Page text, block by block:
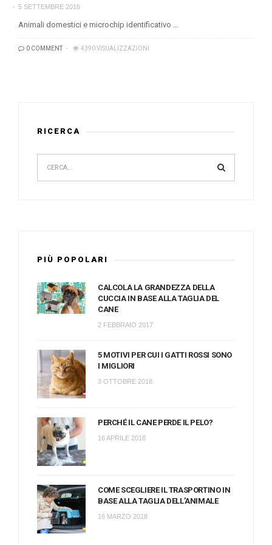
5 SETTEMBRE 2016
Animali domestici e microchip identificativo …
0 COMMENT 4390 VISUALIZZAZIONI
RICERCA
PIÙ POPOLARI
CALCOLA LA GRANDEZZA DELLA
CUCCIA IN BASE ALLA TAGLIA DEL
CANE
2 FEBBRAIO 2017
5 MOTIVI PER CUI I GATTI ROSSI SONO
I MIGLIORI
3 OTTOBRE 2018
PERCHÉ IL CANE PERDE IL PELO?
16 APRILE 2018
COME SCEGLIERE IL TRASPORTINO IN
BASE ALLA TAGLIA DELL’ANIMALE
16 MARZO 2018